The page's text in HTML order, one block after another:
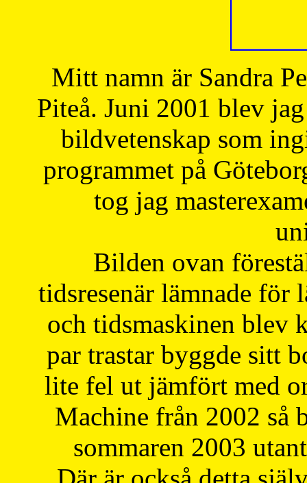
Mitt namn är Sandra
Piteå. Juni 2001 blev
bildvetenskap som
programmet på
tog jag
Bilden ovan
tidsresenär lämnade för
och tidsmaskinen blev
par trastar byggde sitt
lite fel ut jämfört med
Machine från 2002 så
sommaren 2003